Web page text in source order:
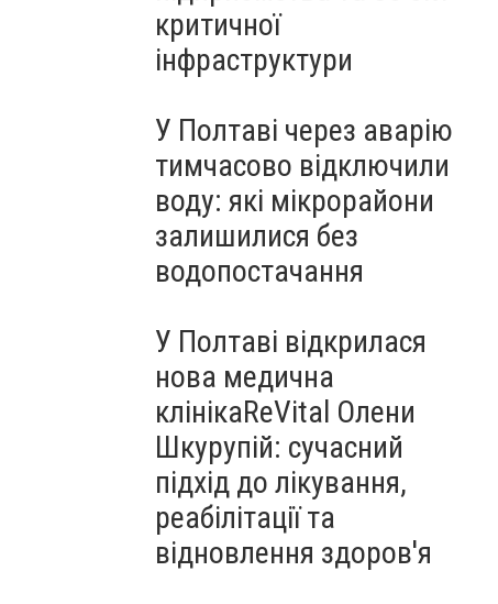
критичної
інфраструктури
У Полтаві через аварію
тимчасово відключили
воду: які мікрорайони
залишилися без
водопостачання
У Полтаві відкрилася
нова медична
клінікаReVital Олени
Шкурупій: сучасний
підхід до лікування,
реабілітації та
відновлення здоров'я